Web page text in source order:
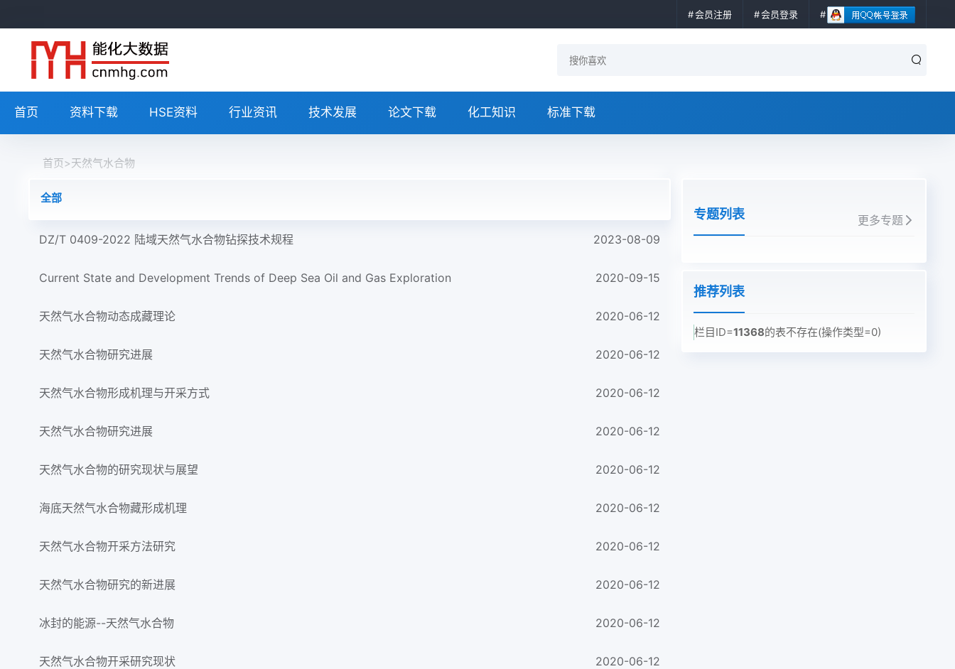
会员注册 会员登录
首页 资料下载 HSE资料 行业资讯 技术发展 论文下载 化工知识 标准下载
首页>天然气水合物
全部
DZ/T 0409-2022 陆域天然气水合物钻探技术规程 2023-08-09
Current State and Development Trends of Deep Sea Oil and Gas Exploration 2020-09-15
天然气水合物动态成藏理论 2020-06-12
天然气水合物研究进展 2020-06-12
天然气水合物形成机理与开采方式 2020-06-12
天然气水合物研究进展 2020-06-12
天然气水合物的研究现状与展望 2020-06-12
海底天然气水合物藏形成机理 2020-06-12
天然气水合物开采方法研究 2020-06-12
天然气水合物研究的新进展 2020-06-12
冰封的能源--天然气水合物 2020-06-12
天然气水合物开采研究现状 2020-06-12
专题列表 更多专题
推荐列表
栏目ID=11368的表不存在(操作类型=0)